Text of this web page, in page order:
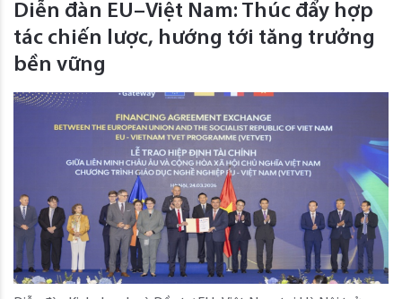
Diễn đàn EU–Việt Nam: Thúc đẩy hợp
tác chiến lược, hướng tới tăng trưởng
bền vững